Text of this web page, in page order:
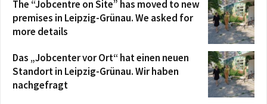
The “Jobcentre on Site” has moved to new
premises in Leipzig-Grünau. We asked for
more details
Das „Jobcenter vor Ort“ hat einen neuen
Standort in Leipzig-Grünau. Wir haben
nachgefragt